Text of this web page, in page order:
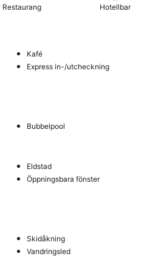
Restaurang Hotellbar
Kafé
Express in-/utcheckning
Bubbelpool
Eldstad
Öppningsbara fönster
Skidåkning
Vandringsled